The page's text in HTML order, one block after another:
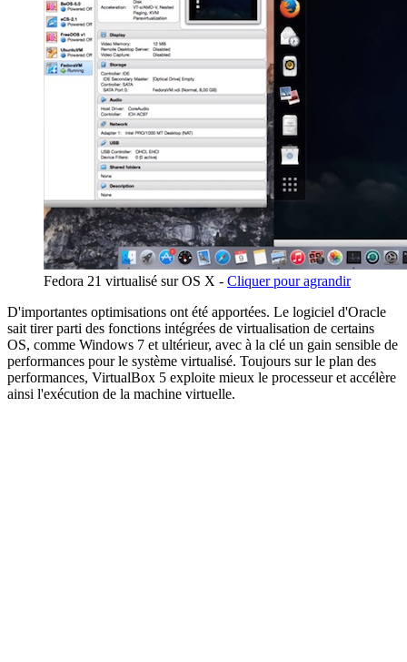
Fedora 21 virtualisé sur OS X - Cliquer pour agrandir
D'importantes optimisations ont été apportées. Le logiciel d'Oracle
sait tirer parti des fonctions intégrées de virtualisation de certains
OS, comme Windows 7 et ultérieur, avec à la clé un gain sensible de
performances pour le système virtualisé. Toujours sur le plan des
performances, VirtualBox 5 exploite mieux le processeur et accélère
ainsi l'exécution de la machine virtuelle.